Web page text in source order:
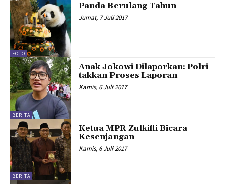
FOTO
Panda Berulang Tahun
Jumat, 7 Juli 2017
BERITA
Anak Jokowi Dilaporkan: Polri
takkan Proses Laporan
Kamis, 6 Juli 2017
BERITA
Ketua MPR Zulkifli Bicara
Kesenjangan
Kamis, 6 Juli 2017